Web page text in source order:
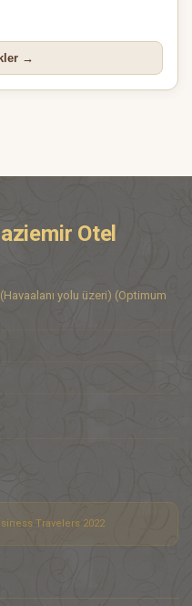
→
Otel
yolu üzeri) (Optimum
Travelers 2022